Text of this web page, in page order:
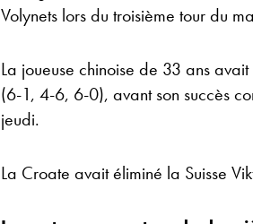
Volynets lors du troisième tour du
La joueuse chinoise de 33 ans
(6-1, 4-6, 6-0), avant son succès
jeudi.
La Croate avait éliminé la Suisse